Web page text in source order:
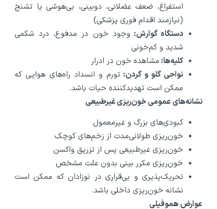
استفراغ، ضعف عضلانی، دوبینی، بی‌هوشی یا تشنج
(نیازمند اقدام فوری پزشکی)
دستگاه گوارش: وجود خون در مدفوع، درد شکمی
شدید و کم‌خونی
کلیه‌ها: مشاهده خون در ادرار
نواحی گلو و گردن: تورم و انسداد راه‌های هوایی که
ممکن است تهدیدکننده حیات باشد.
نشانه‌های عمومی خون‌ریزی غیرطبیعی
کبودی‌های بزرگ و غیرمعمول
خون‌ریزی طولانی‌مدت از زخم‌های کوچک
خون‌ریزی غیرطبیعی پس از تزریق واکسن
خون‌ریزی مکرر بینی بدون علت مشخص
تحریک‌پذیری و بی‌قراری در نوزادان که ممکن است
نشانه خون‌ریزی داخلی باشد.
عوارض هموفیلی